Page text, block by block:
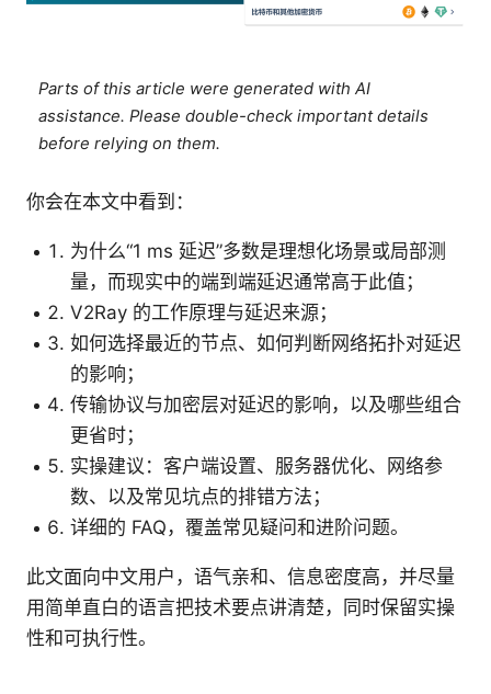
Parts of this article were generated with AI
assistance. Please double-check important details
before relying on them.
你会在本文中看到：
为什么“1 ms 延迟”多数是理想化场景或局部测
量，而现实中的端到端延迟通常高于此值；
V2Ray 的工作原理与延迟来源；
如何选择最近的节点、如何判断网络拓扑对延迟
的影响；
传输协议与加密层对延迟的影响，以及哪些组合
更省时；
实操建议：客户端设置、服务器优化、网络参
数、以及常见坑点的排错方法；
详细的 FAQ，覆盖常见疑问和进阶问题。
此文面向中文用户，语气亲和、信息密度高，并尽量
用简单直白的语言把技术要点讲清楚，同时保留实操
性和可执行性。